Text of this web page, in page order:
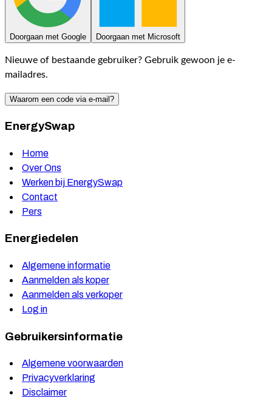
Doorgaan met Google Doorgaan met Microsoft
Nieuwe of bestaande gebruiker? Gebruik gewoon je e-
mailadres.
Waarom een code via e-mail?
EnergySwap
Home
Over Ons
Werken bij EnergySwap
Contact
Pers
Energiedelen
Algemene informatie
Aanmelden als koper
Aanmelden als verkoper
Log in
Gebruikersinformatie
Algemene voorwaarden
Privacyverklaring
Disclaimer